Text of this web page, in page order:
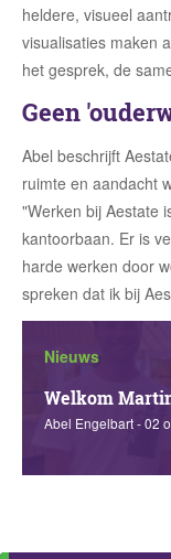
heldere, visueel
visualisaties maken
het gesprek, de
Geen
Abel beschrijft
ruimte en aandacht
"Werken bij Aestate
kantoorbaan. Er is
harde werken door
spreken dat ik bij
Nieuws
Welkom
Abel Engelbart - 02